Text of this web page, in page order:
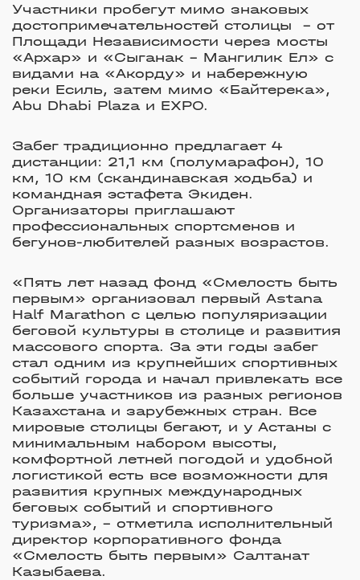
Участники пробегут мимо знаковых
достопримечательностей столицы
– от
Площади Независимости через мосты
«Архар» и «Сыганак – Мангилик Ел» с
видами на «Акорду» и набережную
реки Есиль, затем мимо «Байтерека»,
Abu Dhabi Plaza и EXPO.
Забег традиционно предлагает 4
дистанции: 21,1 км (полумарафон), 10
км, 10 км (скандинавская ходьба) и
командная эстафета Экиден.
Организаторы приглашают
профессиональных спортсменов и
бегунов-любителей разных возрастов.
«Пять лет назад фонд «Смелость быть
первым» организовал первый Astana
Half Marathon с целью популяризации
беговой культуры в столице и развития
массового спорта. За эти годы забег
стал одним из крупнейших спортивных
событий города и начал привлекать все
больше участников из разных регионов
Казахстана и зарубежных стран. Все
мировые столицы бегают, и у Астаны с
минимальным набором высоты,
комфортной летней погодой и удобной
логистикой есть все возможности для
развития крупных международных
беговых событий и спортивного
туризма», – отметила исполнительный
директор корпоративного фонда
«Смелость быть первым» Салтанат
Казыбаева.